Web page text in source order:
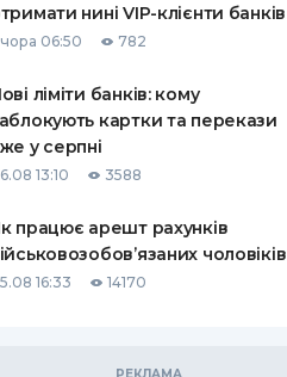
нині VIP-клієнти банків
06:50 782
ліміти банків: кому
картки та перекази
у серпні
13:10 3588
працює арешт рахунків
чоловіків
16:33 14170